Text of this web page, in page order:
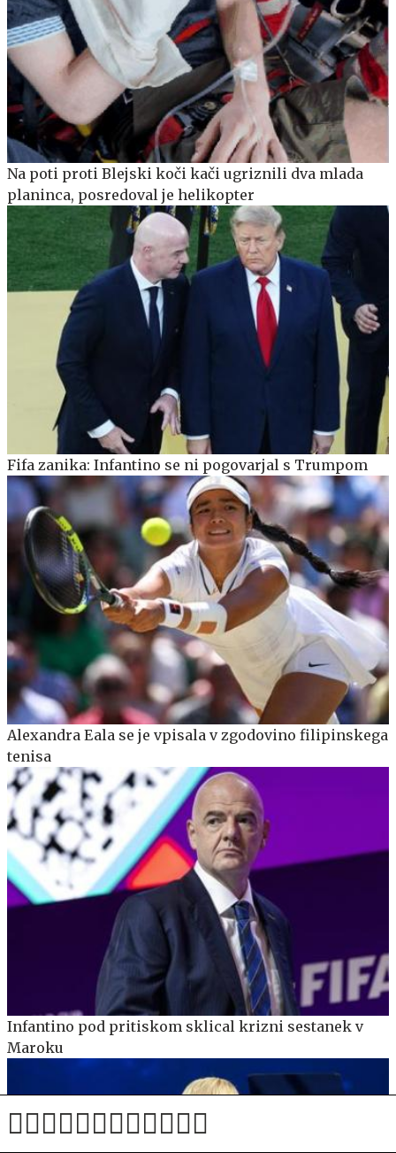
Na poti proti Blejski koči kači ugriznili dva mlada
planinca, posredoval je helikopter
Fifa zanika: Infantino se ni pogovarjal s Trumpom
Alexandra Eala se je vpisala v zgodovino filipinskega
tenisa
Infantino pod pritiskom sklical krizni sestanek v
Maroku